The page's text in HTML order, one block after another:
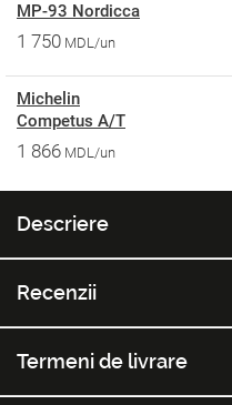
MP-93 Nordicca
1 750 MDL/un
Michelin
Competus A/T
1 866 MDL/un
Descriere
Recenzii
Termeni de livrare